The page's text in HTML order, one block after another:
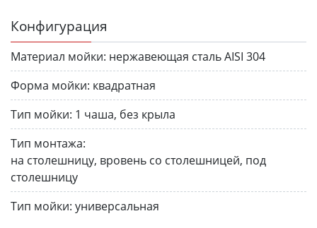
Конфигурация
Материал мойки: нержавеющая сталь AISI 304
Форма мойки: квадратная
Тип мойки: 1 чаша, без крыла
Тип монтажа:
на столешницу, вровень со столешницей, под
столешницу
Тип мойки: универсальная